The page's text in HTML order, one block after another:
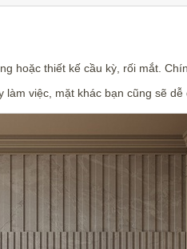
hoặc thiết kế cầu kỳ, rối mắt.
việc, mặt khác bạn cũng sẽ